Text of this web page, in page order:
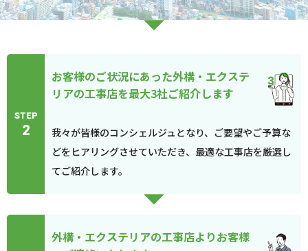
STEP
2
お客様のご状況にあった外構・エクステ
リアの工事店を最大3社ご紹介します
我々が皆様のコンシェルジュとなり、ご要望やご予算な
どをヒアリングさせていただき、最適な工事店を厳選し
てご紹介します。
外構・エクステリアの工事店よりお客様